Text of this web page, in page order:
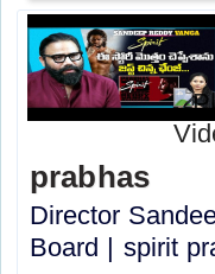
prabhas
Director
Board | spirit